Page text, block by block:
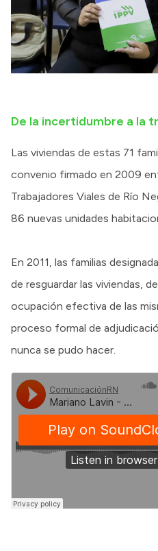
De la incertidumbre a la
Las viviendas de estas 71
convenio firmado en 2009
Trabajadores Viales de Río
86 nuevas unidades
En 2011, las familias
de resguardar las viviendas,
ocupación efectiva de las
proceso formal de
nunca se pudo hacer.